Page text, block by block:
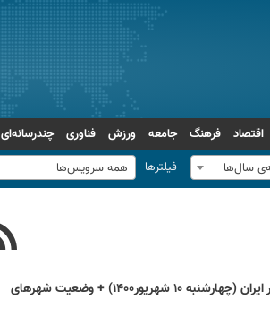
اقتصاد فرهنگ جامعه ورزش فناوری چندرسانه‌ای
سال‌ها فیلترها همه سرویس‌ها
آمار کرونا امروز در ایران (چهارشنبه ۱۰ شهریور۱۴۰۰) + وضعیت شهرهای